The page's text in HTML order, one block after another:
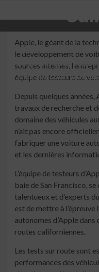
Apple continue
de voitures
des spéculations
perfectionner
Apple, le géant de la
le développement de
sources internes,
équipe de testeurs de
Depuis quelques années,
travaux de recherche et
domaine des véhicules
n’ait pas encore
fabriquer une voiture
et les dernières
L’équipe de testeurs
baie de San Francisco,
talentueux et d’experts
est de mettre à
autonomes d’Apple
routes californiennes.
Les tests sur route sont
performances des